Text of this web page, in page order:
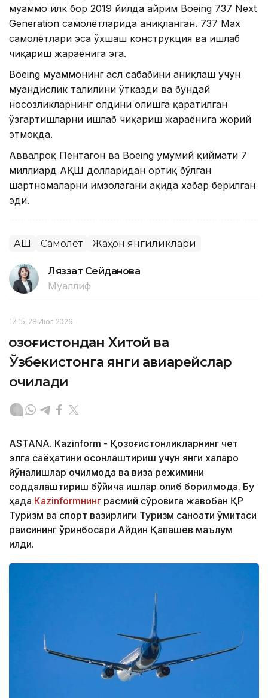
муаммо илк бор 2019 йилда айрим Boeing 737 Next
Generation самолётларида аниқланган. 737 Max
самолётлари эса ўхшаш конструкция ва ишлаб
чиқариш жараёнига эга.
Boeing муаммонинг асл сабабини аниқлаш учун
муҳандислик таҳлилини ўтказди ва бундай
носозликларнинг олдини олишга қаратилган
ўзгартишларни ишлаб чиқариш жараёнига жорий
этмоқда.
Аввалроқ Пентагон ва Boeing умумий қиймати 7
миллиард АҚШ долларидан ортиқ бўлган
шартномаларни имзолагани ҳақида хабар берилган
эди.
АҚШ Самолёт Жаҳон янгиликлари
Ляззат Сейданова
Муаллиф
17:15, 28 Июл 2026
Қозоғистондан Хитой ва
Ўзбекистонга янги авиарейслар
очилади
ASTANА. Кazinform - Қозоғистонликларнинг чет
элга саёҳатини осонлаштириш учун янги халқаро
йўналишлар очилмоқда ва виза режимини
соддалаштириш бўйича ишлар олиб борилмоқда. Бу
ҳақда Кazinformнинг расмий сўровига жавобан ҚР
Туризм ва спорт вазирлиги Туризм саноати қўмитаси
раисининг ўринбосари Айдин Қапашев маълум
қилди.